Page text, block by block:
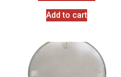
Add to cart